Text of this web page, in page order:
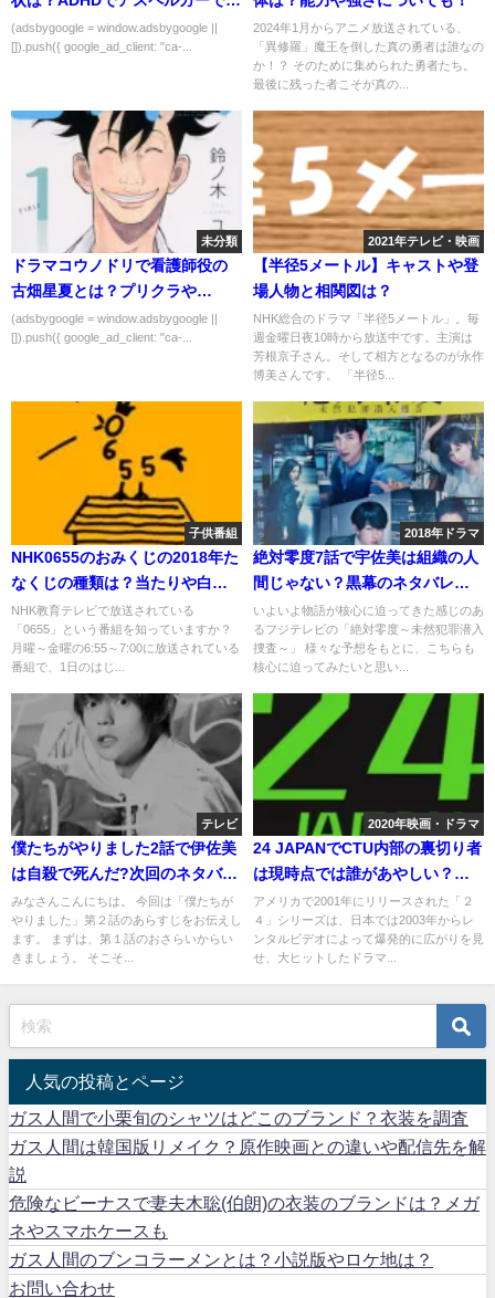
ない？
(adsbygoogle = window.adsbygoogle ||
[]).push({ google_ad_client: "ca-...
2024年1月からアニメ放送されている、
「異修羅」魔王を倒した真の勇者は誰なの
か！？ そのために集められた勇者たち。
最後に残った者こそが真の...
未分類
ドラマコウノドリで看護師役の
古畑星夏とは？プリクラや
iPhoneケースも紹介
(adsbygoogle = window.adsbygoogle ||
[]).push({ google_ad_client: "ca-...
2021年テレビ・映画
【半径5メートル】キャストや登
場人物と相関図は？
NHK総合のドラマ「半径5メートル」。毎
週金曜日夜10時から放送中です。主演は
芳根京子さん。そして相方となるのが永作
博美さんです。 「半径5...
子供番組
NHK0655のおみくじの2018年た
なくじの種類は？当たりや白紙
の意味は？
NHK教育テレビで放送されている
「0655」という番組を知っていますか？
月曜～金曜の6:55～7:00に放送されている
番組で、1日のはじ...
2018年ドラマ
絶対零度7話で宇佐美は組織の人
間じゃない？黒幕のネタバレ予
想は？
いよいよ物語が核心に迫ってきた感じのあ
るフジテレビの「絶対零度～未然犯罪潜入
捜査～」 様々な予想をもとに、こちらも
核心に迫ってみたいと思い...
テレビ
僕たちがやりました2話で伊佐美
は自殺で死んだ?次回のネタバレ
を予想
みなさんこんにちは。 今回は「僕たちが
やりました」第２話のあらすじをお伝えし
ます。 まずは、第１話のおさらいからい
きましょう。 そこそ...
2020年映画・ドラマ
24 JAPANでCTU内部の裏切り者
は現時点では誰があやしい？原
作では？
アメリカで2001年にリリースされた「２
４」シリーズは、日本では2003年からレ
ンタルビデオによって爆発的に広がりを見
せ、大ヒットしたドラマ...
人気の投稿とページ
ガス人間で小栗旬のシャツはどこのブランド？衣装を調査
ガス人間は韓国版リメイク？原作映画との違いや配信先を解
説
危険なビーナスで妻夫木聡(伯朗)の衣装のブランドは？メガ
ネやスマホケースも
ガス人間のブンコラーメンとは？小説版やロケ地は？
お問い合わせ